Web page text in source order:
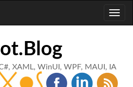
XAML, WinUI, WPF, MAUI, IA